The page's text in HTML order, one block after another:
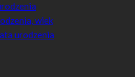
wiek
urodzenia